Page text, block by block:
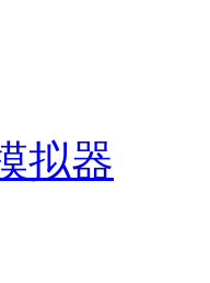
拟器